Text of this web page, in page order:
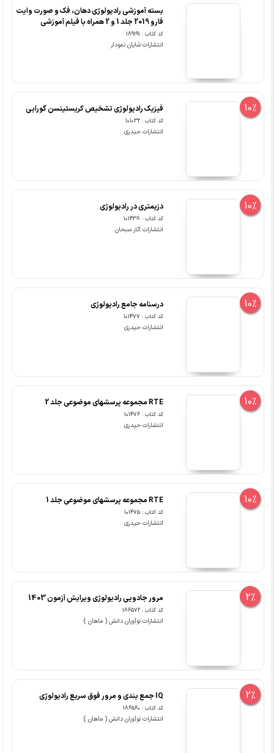
بسته آموزشی رادیولوژی دهان، فک و صورت وایت
فارو 2019 جلد 1 و 2 همراه با فیلم آموزشی
کد کتاب : 189191
انتشارات شایان نمودار
10% فیزیک رادیولوژی تشخیص کریستینسن گورابی
کد کتاب : 101032
انتشارات حیدری
10% دزیمتری در رادیولوژی
کد کتاب : 101438
انتشارات آثار سبحان
10% درسنامه جامع رادیولوژی
کد کتاب : 101477
انتشارات حیدری
10% RTE مجموعه پرسشهای موضوعی جلد 2
کد کتاب : 101476
انتشارات حیدری
10% RTE مجموعه پرسشهای موضوعی جلد 1
کد کتاب : 101475
انتشارات حیدری
2% مرور جادویی رادیولوژی ویرایش آزمون 1403
کد کتاب : 186572
انتشارات نوآوران دانش ( ماهان )
2% IQ جمع بندی و مرور فوق سریع رادیولوژی
کد کتاب : 186560
انتشارات نوآوران دانش ( ماهان )